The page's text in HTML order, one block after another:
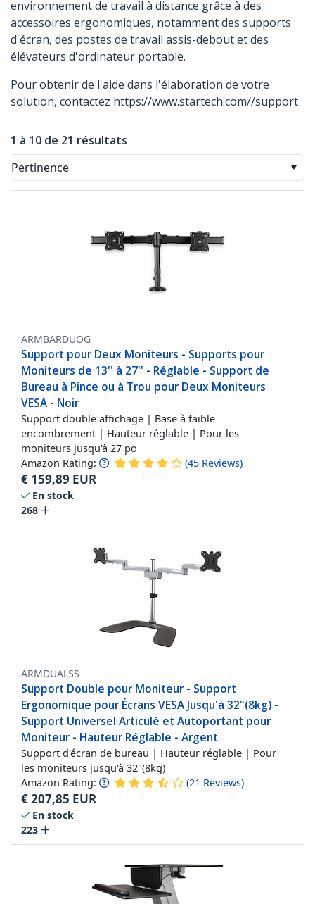
environnement de travail à distance grâce à des
accessoires ergonomiques, notamment des supports
d'écran, des postes de travail assis-debout et des
élévateurs d'ordinateur portable.
Pour obtenir de l'aide dans l'élaboration de votre
solution, contactez https://www.startech.com//support
1 à 10 de 21 résultats
Pertinence
ARMBARDUOG
Support pour Deux Moniteurs - Supports pour
Moniteurs de 13'' à 27'' - Réglable - Support de
Bureau à Pince ou à Trou pour Deux Moniteurs
VESA - Noir
Support double affichage | Base à faible
encombrement | Hauteur réglable | Pour les
moniteurs jusqu'à 27 po
Amazon Rating: (45 Reviews)
€ 159,89 EUR
En stock
268
ARMDUALSS
Support Double pour Moniteur - Support
Ergonomique pour Écrans VESA Jusqu'à 32"(8kg) -
Support Universel Articulé et Autoportant pour
Moniteur - Hauteur Réglable - Argent
Support d'écran de bureau | Hauteur réglable | Pour
les moniteurs jusqu'à 32"(8kg)
Amazon Rating: (21 Reviews)
€207,85 EUR
En stock
223